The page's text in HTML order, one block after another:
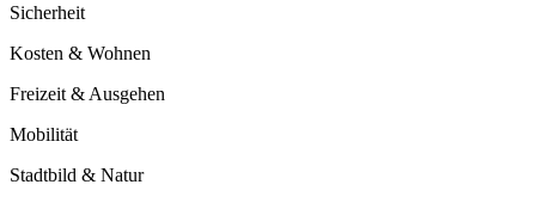
Sicherheit
Kosten & Wohnen
Freizeit & Ausgehen
Mobilität
Stadtbild & Natur